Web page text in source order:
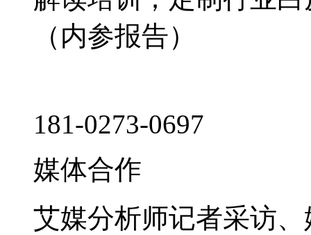
（内参报告）
181-0273-0697
媒体合作
艾媒分析师记者采访